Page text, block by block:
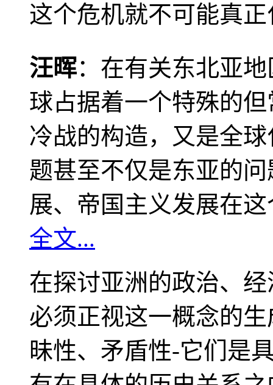
这个危机就不可能真
汪晖：在有关东北亚
球占据着一个特殊的
冷战的构造，又是全
题甚至不仅是东亚的
展、帝国主义发展在
全文...
在探讨亚洲的政治、
必须正视这一概念的
昧性、矛盾性-它们是